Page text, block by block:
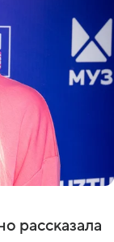
рассказала